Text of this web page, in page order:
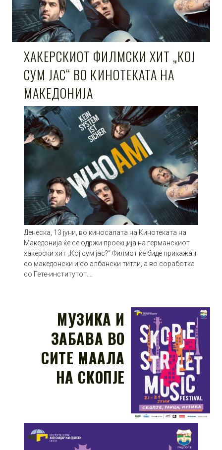
ХАКЕРСКИОТ ФИЛМСКИ ХИТ „КОЈ
СУМ ЈАС“ ВО КИНОТЕКАТА НА
МАКЕДОНИЈА
Денеска, 13 јуни, во киносалата на Кинотеката на
Македонија ќе се одржи проекција на германскиот
хакерски хит „Кој сум јас?“ Филмот ќе биде прикажан
со македонски и со албански титли, а во соработка
со Гете-институтот.…
МУЗИКА И
ЗАБАВА ВО
СИТЕ МААЛА
НА СКОПЈЕ